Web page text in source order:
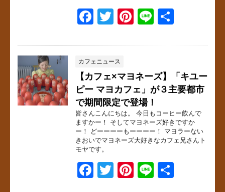
F
c
e
b
o
o
k
T
tt
er
Pi
er
st
Li
e
カフェニュース
【カフェ×マヨネーズ】「キユー
ピー マヨカフェ」が３主要都市
で期間限定で登場！
皆さんこんにちは。 今日もコーヒー飲んで
ますかー！ そしてマヨネーズ好きですか
ー！ どーーーーもーーーー！ マヨラーない
きおいでマヨネーズ大好きなカフェ兄さんト
モヤです。
F
T
Pi
Li